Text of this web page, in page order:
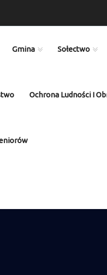
Gmina Sołectwo
Ochrona Ludności I